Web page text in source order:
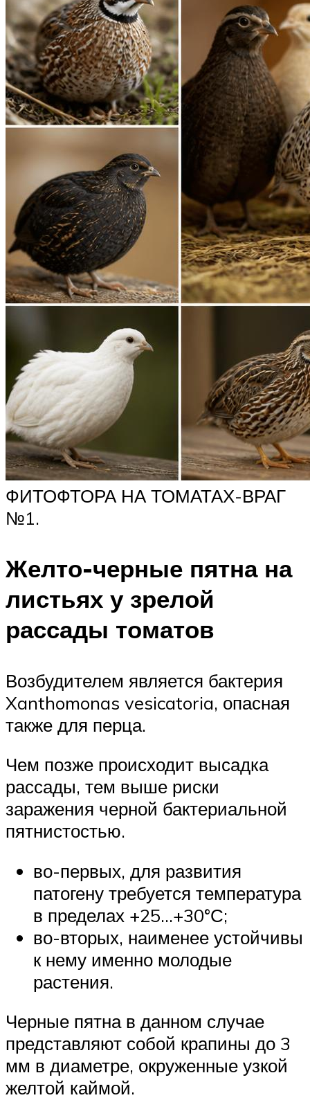
ФИТОФТОРА НА ТОМАТАХ-ВРАГ
№1.
Желто-черные пятна на
листьях у зрелой
рассады томатов
Возбудителем является бактерия
Xanthomonas vesicatoria, опасная
также для перца.
Чем позже происходит высадка
рассады, тем выше риски
заражения черной бактериальной
пятнистостью.
во-первых, для развития
патогену требуется температура
в пределах +25…+30°С;
во-вторых, наименее устойчивы
к нему именно молодые
растения.
Черные пятна в данном случае
представляют собой крапины до 3
мм в диаметре, окруженные узкой
желтой каймой.